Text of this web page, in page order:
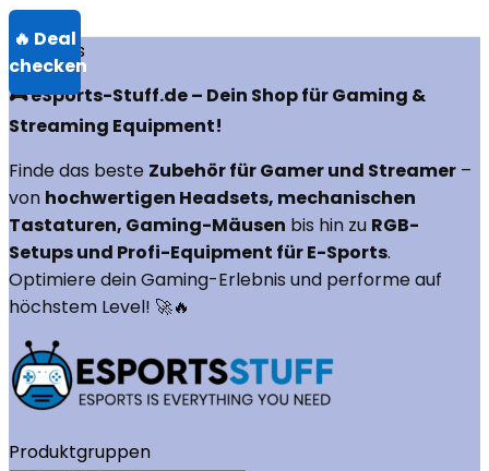
Über uns
🎮 eSports-Stuff.de – Dein Shop für Gaming &
Streaming Equipment!
Finde das beste Zubehör für Gamer und Streamer –
von hochwertigen Headsets, mechanischen
Tastaturen, Gaming-Mäusen bis hin zu RGB-
Setups und Profi-Equipment für E-Sports.
Optimiere dein Gaming-Erlebnis und performe auf
höchstem Level! 🚀🔥
Produktgruppen